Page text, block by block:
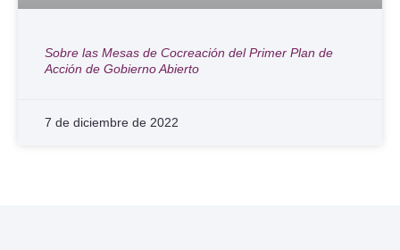
Sobre las Mesas de Cocreación del Primer Plan de
Acción de Gobierno Abierto
7 de diciembre de 2022